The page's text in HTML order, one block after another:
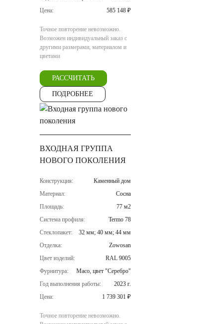
Цена:
585 148 ₽
Точное повторение невозможно.
Возможен индивидуальный заказ с
другими размерами, материалом и
цветами
РАССЧИТАТЬ
ПОДРОБНЕЕ
ВХОДНАЯ ГРУППА
НОВОГО ПОКОЛЕНИЯ
Конструкция:
Каменный дом
Материал:
Сосна
Площадь:
77 м2
Система профиля:
Termo 78
Стеклопакет:
32 мм; 40 мм; 44 мм
Отделка:
Zowosan
Цвет изделий:
RAL 9005
Фурнитура:
Maco, цвет "Серебро"
Год выполнения работы:
2023 г.
Цена:
1 739 301 ₽
Точное повторение невозможно.